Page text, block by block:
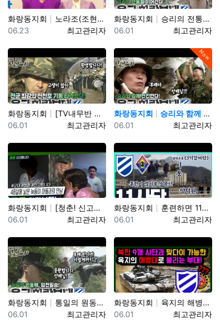
화랑동지회
노라조(조현빈) 창립10주년 기념행사 초청 영상
등록자
최고관리자
등록일
06.23
화랑동지회
승리의 전통을 이어간다! 육군 화랑부대???? [TV내…
등록자
최고관리자
등록일
06.01
화랑동지회
[TV내무반 신고합니다 22화]ㅣ 전군 최강의 전천후 …
등록자
최고관리자
등록일
06.01
Now
화랑동지회
승리와 함께 전진한다! 육군 화랑부대???? [TV내무…
등록자
최고관리자
등록일
06.01
화랑동지회
[청춘! 신고합니다] 48살에 낳은 늦둥이 아들과의 만…
등록자
최고관리자
등록일
06.01
화랑동지회
훈련하면 11사단! 양덕원,시동(feat.3기갑여단)
등록자
최고관리자
등록일
06.01
화랑동지회
통일의 원동력, 임전필승! 육군 화랑부대???? [TV…
등록자
최고관리자
등록일
06.01
화랑동지회
육지의 해병대로 불리는 육군 제11기동사단 화랑부대. …
등록자
최고관리자
등록일
06.01